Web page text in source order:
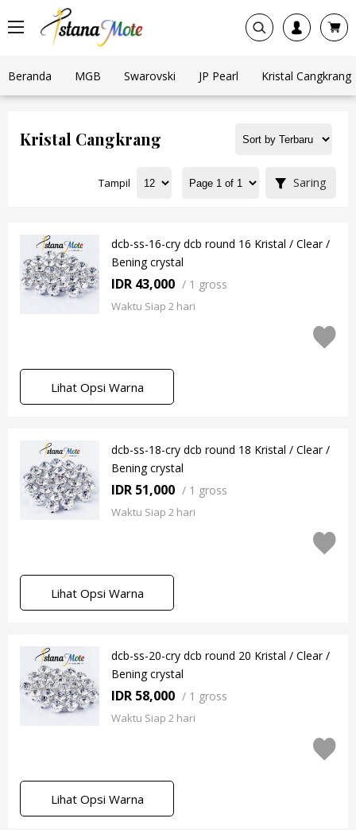
Beranda MGB Swarovski JP Pearl Kristal Cangkrang
Kristal Cangkrang
Tampil Saring
dcb-ss-16-cry dcb round 16 Kristal / Clear /
Bening crystal
IDR 43,000 / 1 gross
Waktu Siap 2 hari
Lihat Opsi Warna
dcb-ss-18-cry dcb round 18 Kristal / Clear /
Bening crystal
IDR 51,000 / 1 gross
Waktu Siap 2 hari
Lihat Opsi Warna
dcb-ss-20-cry dcb round 20 Kristal / Clear /
Bening crystal
IDR 58,000 / 1 gross
Waktu Siap 2 hari
Lihat Opsi Warna